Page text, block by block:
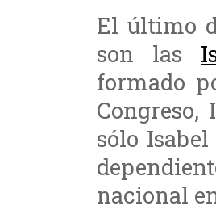
El último
son las
formado
sólo
nacional